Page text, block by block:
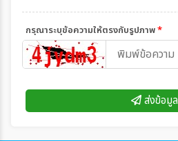
กรุณาระบุข้อความให้ตรงกับรูปภาพ*
ส่งข้อมูล